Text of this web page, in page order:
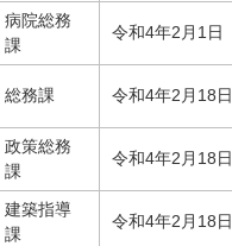
病院総務
課
令和4年2月1日
総務課 令和4年2月18日
政策総務
課
令和4年2月18日
建築指導
課
令和4年2月18日